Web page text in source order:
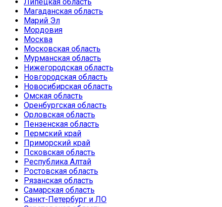
Магаданская область
Марий Эл
Мордовия
Москва
Московская область
Мурманская область
Нижегородская область
Новгородская область
Новосибирская область
Омская область
Оренбургская область
Орловская область
Пензенская область
Пермский край
Приморский край
Псковская область
Республика Алтай
Ростовская область
Рязанская область
Самарская область
Санкт-Петербург и ЛО